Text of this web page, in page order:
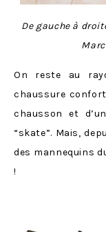
De gauche à
On reste au
chaussure
chausson et
“skate”. Mais,
des mannequins
!